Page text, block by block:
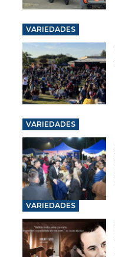
VARIEDADES
VARIEDADES
VARIEDADES